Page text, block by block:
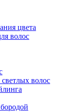
цвета
волос
волос